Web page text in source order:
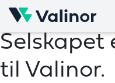
Skip
to
content
Selskapet
til Valinor.